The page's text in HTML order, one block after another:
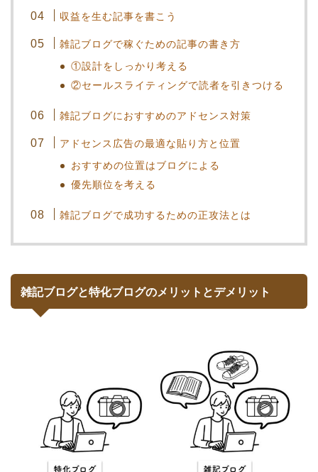
収益を生む記事を書こう
雑記ブログで稼ぐための記事の書き方
①設計をしっかり考える
②セールスライティングで読者を引きつける
雑記ブログにおすすめのアドセンス対策
アドセンス広告の最適な貼り方と位置
おすすめの位置はブログによる
優先順位を考える
雑記ブログで成功するための正攻法とは
雑記ブログと特化ブログのメリットとデメリット